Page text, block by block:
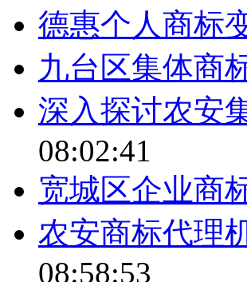
德惠个人商标
九台区集体商
深入探讨农安
08:02:41
宽城区企业商
农安商标代理
08:58:53